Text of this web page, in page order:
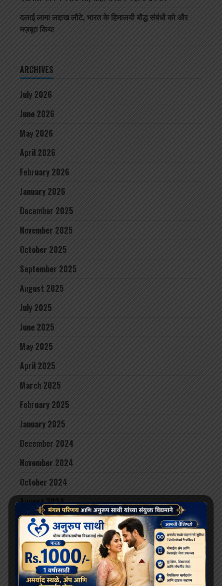
दलाई लामा लद्दाख लौटे, भारत के हिमालयी बौद्ध संबंधों को और
मज़बूत किया
ARCHIVES
July 2026
June 2026
May 2026
April 2026
February 2026
January 2026
December 2025
November 2025
October 2025
September 2025
August 2025
July 2025
June 2025
May 2025
April 2025
March 2025
February 2025
January 2025
December 2024
November 2024
October 2024
August 2024
June 2024
May 2024
April 2024
March 2024